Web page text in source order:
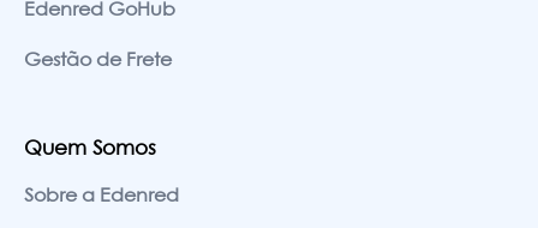
Edenred GoHub
Gestão de Frete
Quem Somos
Sobre a Edenred